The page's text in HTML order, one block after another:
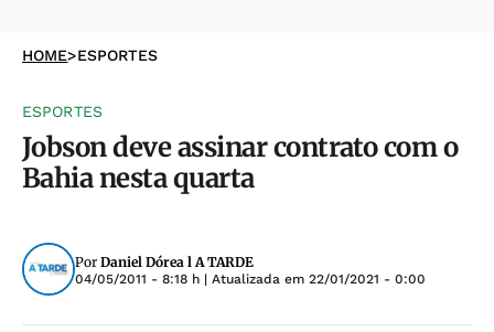
HOME>ESPORTES
ESPORTES
Jobson deve assinar contrato com o
Bahia nesta quarta
Por Daniel Dórea l A TARDE
04/05/2011 - 8:18 h | Atualizada em 22/01/2021 - 0:00